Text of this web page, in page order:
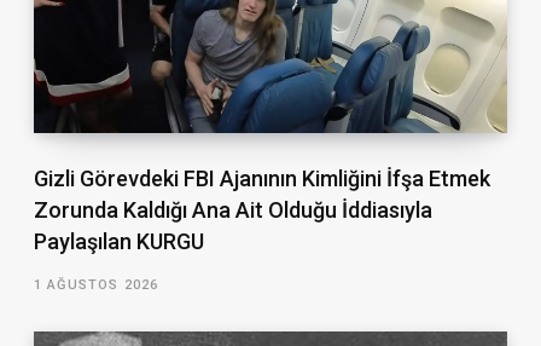
Gizli Görevdeki FBI Ajanının Kimliğini İfşa Etmek
Zorunda Kaldığı Ana Ait Olduğu İddiasıyla
Paylaşılan KURGU
1 AĞUSTOS 2026